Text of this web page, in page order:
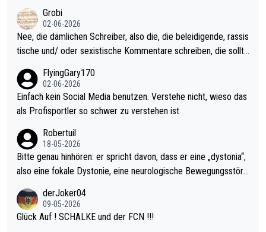
ohl wenig WDF Turniere spielen. Dies war bei Archie Self letzt
es Jahr der Fall. Er musste als amtierender Weltmeister durch
den Qualifier und ich glaube kaum, dass Mitchel sich das (in Ve
gas) antun würde, wenn er doch eigentlich die PDC-WM als Zi
el hat.
Grobi
02-06-2026
Nee, die dämlichen Schreiber, also die, die beleidigende, rassis
tische und/ oder sexistische Kommentare schreiben, die sollte
s Leben in den Griff kriegen. Nur eins wundert mich: Luke Little
r war doch neulich erst derjenige, der über Social Media GvV p
rovoziert hat. Und Littlers Mutter schießt öfters mal gegen Ric
FlyingGary170
02-06-2026
Einfach kein Social Media benutzen. Verstehe nicht, wieso das
als Profisportler so schwer zu verstehen ist
Robertuil
18-05-2026
Bitte genau hinhören: er spricht davon, dass er eine „dystonia“,
also eine fokale Dystonie, eine neurologische Bewegungsstöru
erden, im Arm hat. Und, dass Medikamente ihm helfen! Ich glau
be immer noch, dass sehr viele der Dartits-Fälle fälschlich psy
derJoker04
09-05-2026
Glück Auf ! SCHALKE und der FCN !!!